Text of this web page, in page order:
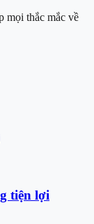
mọi thắc mắc về
tiện lợi